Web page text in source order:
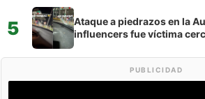
5
Ataque a piedrazos en la
influencers fue víctima
PUBLICIDAD